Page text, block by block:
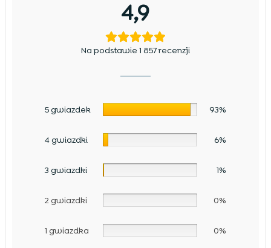
4,9
Na podstawie 1 857 recenzji
5 gwiazdek 93%
4 gwiazdki 6%
3 gwiazdki 1%
2 gwiazdki 0%
1 gwiazdka 0%